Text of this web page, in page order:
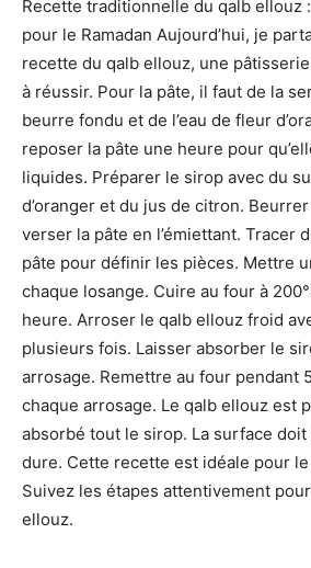
Recette traditionnelle du qalb ellouz
pour le Ramadan Aujourd’hui, je
recette du qalb ellouz, une
à réussir. Pour la pâte, il faut de la
beurre fondu et de l’eau de fleur
reposer la pâte une heure pour
liquides. Préparer le sirop avec du
d’oranger et du jus de citron.
verser la pâte en l’émiettant. Tracer
pâte pour définir les pièces. Mettre
chaque losange. Cuire au four à
heure. Arroser le qalb ellouz froid
plusieurs fois. Laisser absorber le
arrosage. Remettre au four pendant
chaque arrosage. Le qalb ellouz est
absorbé tout le sirop. La surface
dure. Cette recette est idéale pour le
Suivez les étapes attentivement
ellouz.